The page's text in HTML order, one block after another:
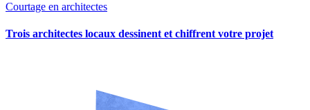
Courtage en architectes
Trois architectes locaux dessinent et chiffrent votre projet